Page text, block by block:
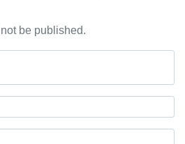
be published.